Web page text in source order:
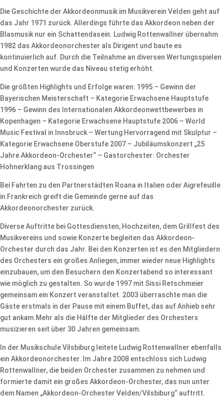
Die Geschichte der Akkordeonmusik im Musikverein Velden geht auf
das Jahr 1971 zurück. Allerdings führte das Akkordeon neben der
Blasmusik nur ein Schattendasein. Ludwig Rottenwallner übernahm
1982 das Akkordeonorchester als Dirigent und baute es
kontinuierlich auf. Durch die Teilnahme an diversen Wertungsspielen
und Konzerten wurde das Niveau stetig erhöht.
Die größten Highlights und Erfolge waren: 1995 – Gewinn der
Bayerischen Meisterschaft – Kategorie Erwachsene Hauptstufe
1996 – Gewinn des Internationalen Akkordeonwettbewerbes in
Kopenhagen – Kategorie Erwachsene Hauptstufe 2006 – World
Music Festival in Innsbruck – Wertung Hervorragend mit Skulptur –
Kategorie Erwachsene Oberstufe 2007 – Jubiläumskonzert „25
Jahre Akkordeon-Orchester“ – Gastorchester: Orchester
Hohnerklang aus Trossingen
Bei Fahrten zu den Partnerstädten Roana in Italien oder Aigrefeuille
in Frankreich greift die Gemeinde gerne auf das
Akkordeonorchester zurück.
Diverse Auftritte bei Gottesdiensten, Hochzeiten, dem Grillfest des
Musikvereins und sowie Konzerte begleiten das Akkordeon-
Orchester durch das Jahr. Bei den Konzerten ist es den Mitgliedern
des Orchesters ein großes Anliegen, immer wieder neue Highlights
einzubauen, um den Besuchern den Konzertabend so interessant
wie möglich zu gestalten. So wurde 1997 mit Sissi Retschmeier
gemeinsam ein Konzert veranstaltet. 2003 überraschte man die
Gäste erstmals in der Pause mit einem Buffet, das auf Anhieb sehr
gut ankam.Mehr als die Hälfte der Mitglieder des Orchesters
musizieren seit über 30 Jahren gemeinsam.
In der Musikschule Vilsbiburg leitete Ludwig Rottenwallner ebenfalls
ein Akkordeonorchester. Im Jahre 2008 entschloss sich Ludwig
Rottenwallner, die beiden Orchester zusammen zu nehmen und
formierte damit ein großes Akkordeon-Orchester, das nun unter
dem Namen „Akkordeon-Orchester Velden/Vilsbiburg“ auftritt.